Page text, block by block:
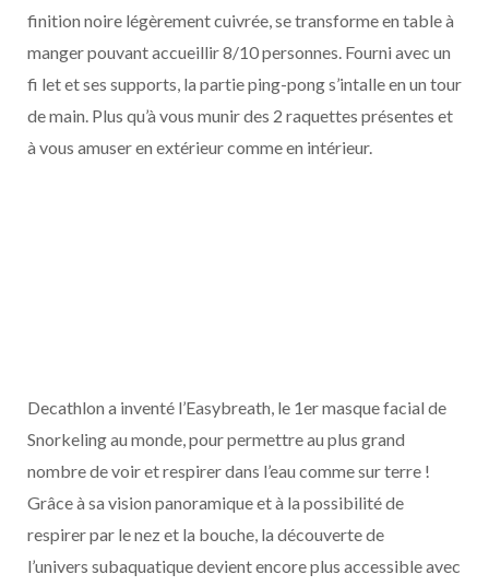
finition noire légèrement cuivrée, se transforme en table à
manger pouvant accueillir 8/10 personnes. Fourni avec un
fi let et ses supports, la partie ping-pong s’intalle en un tour
de main. Plus qu’à vous munir des 2 raquettes présentes et
à vous amuser en extérieur comme en intérieur.
Decathlon a inventé l’Easybreath, le 1er masque facial de
Snorkeling au monde, pour permettre au plus grand
nombre de voir et respirer dans l’eau comme sur terre !
Grâce à sa vision panoramique et à la possibilité de
respirer par le nez et la bouche, la découverte de
l’univers subaquatique devient encore plus accessible avec